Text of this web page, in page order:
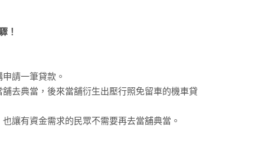
！
請一筆貸款。
去典當，後來當舖衍生出壓行照免留車的機車貸
讓有資金需求的民眾不需要再去當舖典當。